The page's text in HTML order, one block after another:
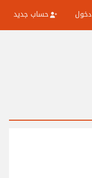
دخول حساب جديد